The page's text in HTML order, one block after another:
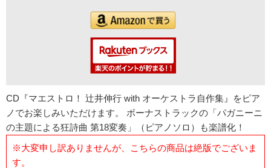
CD『マエストロ！ 辻井伸行 with オーケストラ自作集』をピア
ノでお楽しみいただけます。 ボーナストラックの「パガニーニ
の主題による狂詩曲 第18変奏」（ピアノソロ）も楽譜化！
※大変申し訳ありませんが、こちらの商品は絶版でございま
す。